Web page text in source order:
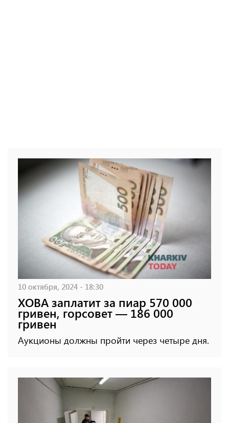
10 октября, 2024 - 18:30
ХОВА заплатит за пиар 570 000
гривен, горсовет — 186 000
гривен
Аукционы должны пройти через четыре дня.